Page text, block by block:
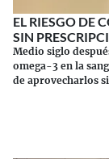
EL RIESGO DE
SIN
Medio siglo
omega-3 en la
de aprovecharlos